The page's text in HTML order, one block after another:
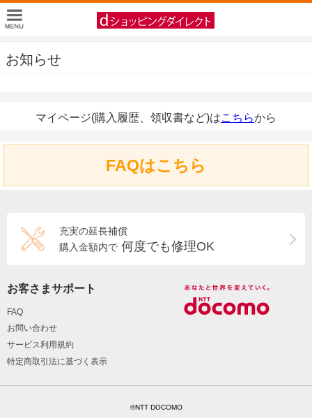
お知らせ
マイページ(購入履歴、領収書など)はこちらから
FAQはこちら
充実の延長補償
購入金額内で 何度でも修理OK
お客さまサポート
FAQ
お問い合わせ
サービス利用規約
特定商取引法に基づく表示
©NTT DOCOMO